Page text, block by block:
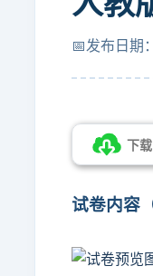
📅发布日期
下载
试卷内容